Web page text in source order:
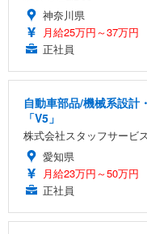
神奈川県
月給25万円～37万円
正社員
自動車部品/機械系設計
「V5」
株式会社スタッフサービ
愛知県
月給23万円～50万円
正社員